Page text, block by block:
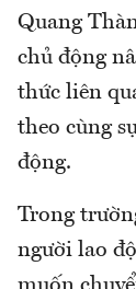
Quang
chủ động
thức liên
theo cùng
động.
Trong
người lao